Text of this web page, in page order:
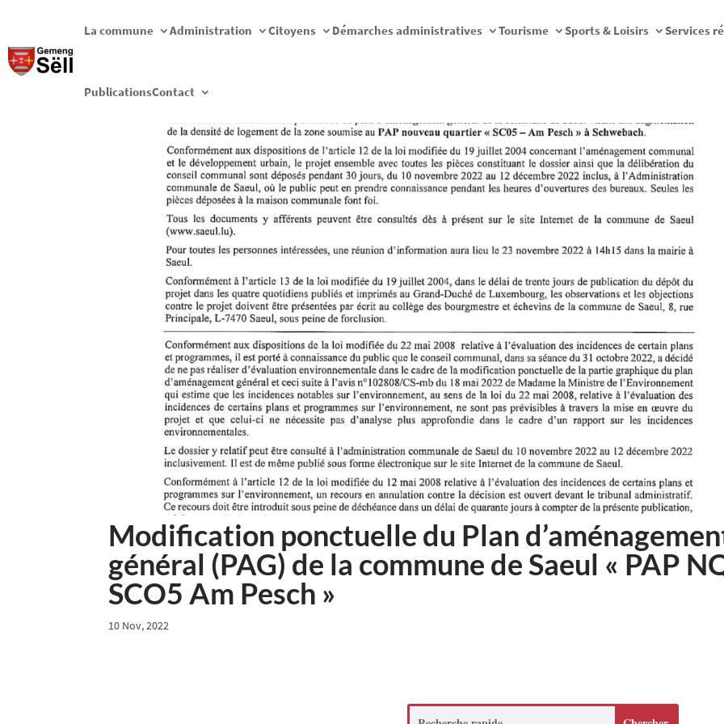
La commune Administration Citoyens Démarches administratives Tourisme Sports & Loisirs Services
PublicationsContact
Modification ponctuelle du Plan
général (PAG) de la commune de Saeul « PAP
SCO5 Am Pesch »
10 Nov, 2022